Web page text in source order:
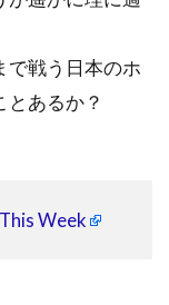
で戦う日本のホ
あるか？
Week